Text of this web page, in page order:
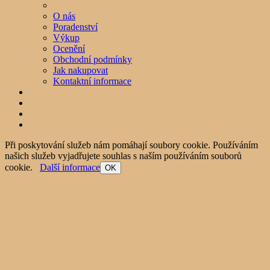
O nás
Poradenství
Výkup
Ocenění
Obchodní podmínky
Jak nakupovat
Kontaktní informace
Při poskytování služeb nám pomáhají soubory cookie. Používáním
našich služeb vyjadřujete souhlas s naším používáním souborů
cookie. Další informace